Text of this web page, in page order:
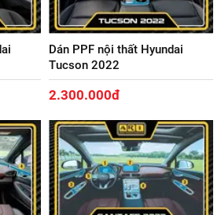
Dán PPF nội thất Hyundai
Tucson 2022
2.300.000đ